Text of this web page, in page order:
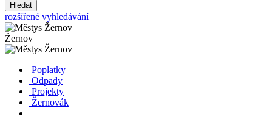
Hledat
rozšířené vyhledávání
Žernov
Poplatky
Odpady
Projekty
Žernovák